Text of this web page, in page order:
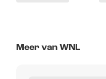
Meer van WNL